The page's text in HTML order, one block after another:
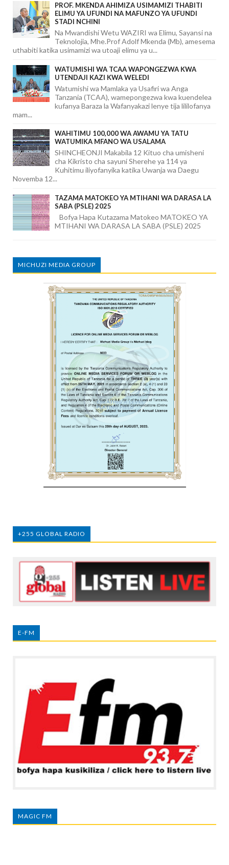
PROF. MKENDA AHIMIZA USIMAMIZI THABITI
ELIMU YA UFUNDI NA MAFUNZO YA UFUNDI
STADI NCHINI
Na Mwandishi Wetu WAZIRI wa Elimu, Sayansi na
Teknolojia, Mhe.Prof Adolf Mkenda (Mb), amesema
uthabiti katika usimamizi wa utoaji elimu ya u...
WATUMISHI WA TCAA WAPONGEZWA KWA
UTENDAJI KAZI KWA WELEDI
Watumishi wa Mamlaka ya Usafiri wa Anga
Tanzania (TCAA), wamepongezwa kwa kuendelea
kufanya Baraza la Wafanyakazi lenye tija lililofanya
mam...
WAHITIMU 100,000 WA AWAMU YA TATU
WATUMIKA MFANO WA USALAMA
SHINCHEONJI Makabila 12 Kituo cha umisheni
cha Kikristo cha sayuni Sherehe ya 114 ya
Kuhitimu iliyofanyika katika Uwanja wa Daegu
Novemba 12...
TAZAMA MATOKEO YA MTIHANI WA DARASA LA
SABA (PSLE) 2025
Bofya Hapa Kutazama Matokeo MATOKEO YA
MTIHANI WA DARASA LA SABA (PSLE) 2025
MICHUZI MEDIA GROUP
+255 GLOBAL RADIO
E-FM
MAGIC FM